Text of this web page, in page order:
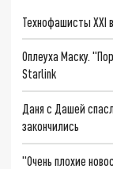
Технофашисты XXI
Оплеуха Маску.
Starlink
Даня с Дашей
закончились
"Очень плохие